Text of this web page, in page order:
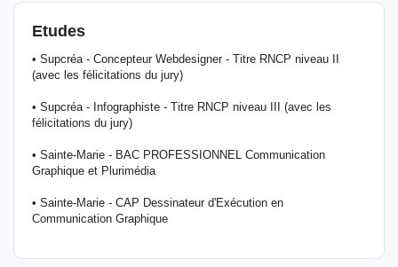
Etudes
• Supcréa - Concepteur Webdesigner - Titre RNCP niveau II
(avec les félicitations du jury)
• Supcréa - Infographiste - Titre RNCP niveau III (avec les
félicitations du jury)
• Sainte-Marie - BAC PROFESSIONNEL Communication
Graphique et Plurimédia
• Sainte-Marie - CAP Dessinateur d'Exécution en
Communication Graphique